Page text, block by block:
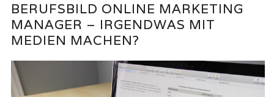
BERUFSBILD ONLINE MARKETING
MANAGER – IRGENDWAS MIT
MEDIEN MACHEN?